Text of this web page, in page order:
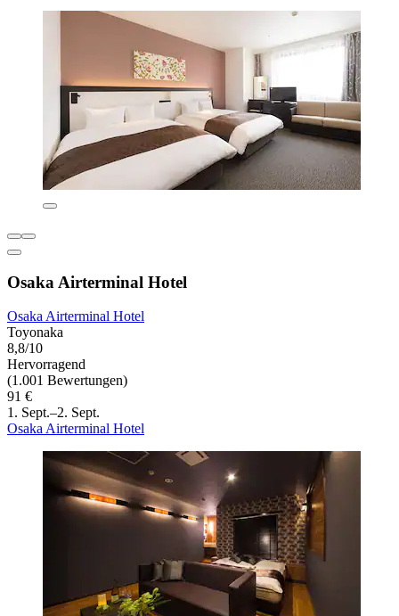
Osaka Airterminal Hotel
Osaka Airterminal Hotel
Toyonaka
8,8/10
Hervorragend
(1.001 Bewertungen)
91 €
1. Sept.–2. Sept.
Osaka Airterminal Hotel